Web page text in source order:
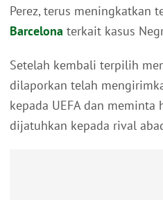
Perez, terus meningkatkan
Barcelona terkait kasus
Setelah kembali terpilih
dilaporkan telah
kepada UEFA dan meminta
dijatuhkan kepada rival